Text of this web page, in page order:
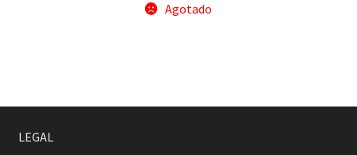
Agotado
LEGAL